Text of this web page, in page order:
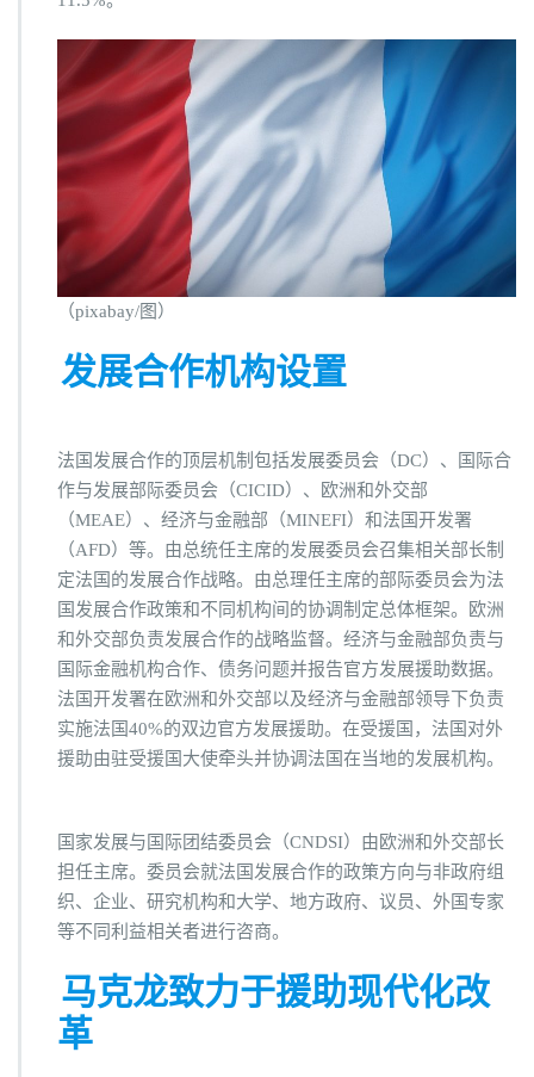
（pixabay/图）
发展合作机构设置
法国发展合作的顶层机制包括发展委员会（DC）、国际合
作与发展部际委员会（CICID）、欧洲和外交部
（MEAE）、经济与金融部（MINEFI）和法国开发署
（AFD）等。由总统任主席的发展委员会召集相关部长制
定法国的发展合作战略。由总理任主席的部际委员会为法
国发展合作政策和不同机构间的协调制定总体框架。欧洲
和外交部负责发展合作的战略监督。经济与金融部负责与
国际金融机构合作、债务问题并报告官方发展援助数据。
法国开发署在欧洲和外交部以及经济与金融部领导下负责
实施法国40%的双边官方发展援助。在受援国，法国对外
援助由驻受援国大使牵头并协调法国在当地的发展机构。
国家发展与国际团结委员会（CNDSI）由欧洲和外交部长
担任主席。委员会就法国发展合作的政策方向与非政府组
织、企业、研究机构和大学、地方政府、议员、外国专家
等不同利益相关者进行咨商。
马克龙致力于援助现代化改
革